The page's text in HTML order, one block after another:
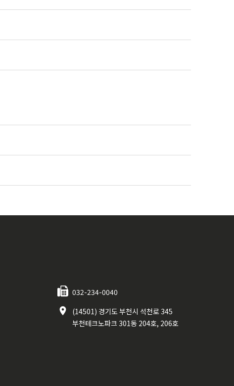
032-234-0040
(14501) 경기도 부천시 석천로 345
부천테크노파크 301동 204호, 206호